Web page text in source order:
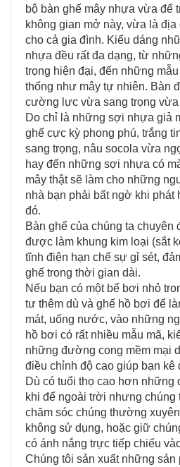
bộ bàn ghế mây nhựa vừa để
không gian mở này, vừa là địa
cho cả gia đình. Kiểu dáng
nhựa đều rất đa dạng, từ
trọng hiện đại, đến những
thống như mây tự nhiên. Bàn
cường lực vừa sang trọng vừa
Do chỉ là những sợi nhựa giả
ghế cực kỳ phong phú, trắng
sang trọng, nâu socola vừa
hay đến những sợi nhựa có
mây thật sẽ làm cho những
nhà bạn phải bất ngờ khi phát
đó.
Bàn ghế của chúng ta chuyên
được làm khung kim loại (sắt
tĩnh điện hạn chế sự gỉ sét,
ghế trong thời gian dài.
Nếu bạn có một bể bơi nhỏ
tư thêm dù và ghế hồ bơi để
mát, uống nước, vào những
hồ bơi có rất nhiều mẫu mã,
những đường cong mềm mại
điều chỉnh độ cao giúp bạn kê
Dù có tuổi thọ cao hơn những
khi để ngoài trời nhưng chúng
chăm sóc chúng thường
không sử dụng, hoặc giữ
có ánh nắng trực tiếp chiếu
Chúng tôi sản xuất những sản